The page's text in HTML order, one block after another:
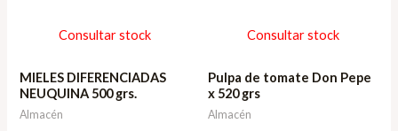
Consultar stock
MIELES DIFERENCIADAS
NEUQUINA 500 grs.
Almacén
Consultar stock
Pulpa de tomate Don Pepe
x 520 grs
Almacén